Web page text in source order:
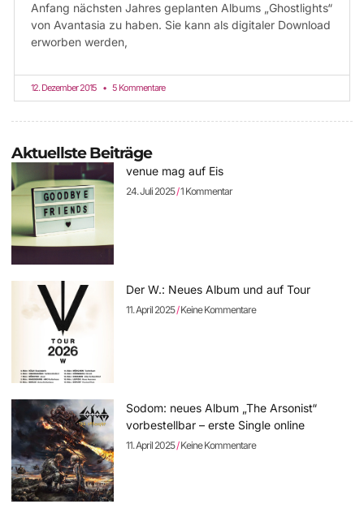
Anfang nächsten Jahres geplanten Albums „Ghostlights“
von Avantasia zu haben. Sie kann als digitaler Download
erworben werden,
12. Dezember 2015 5 Kommentare
Aktuellste Beiträge
venue mag auf Eis
24. Juli 2025 1 Kommentar
Der W.: Neues Album und auf Tour
11. April 2025 Keine Kommentare
Sodom: neues Album „The Arsonist“
vorbestellbar – erste Single online
11. April 2025 Keine Kommentare